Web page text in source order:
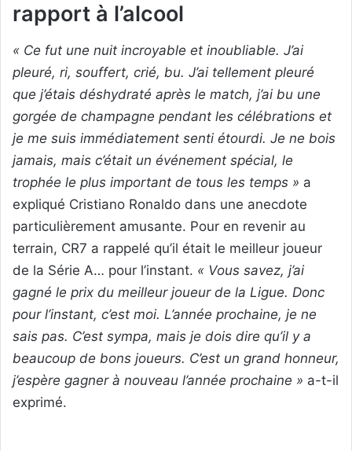
rapport à l’alcool
« Ce fut une nuit incroyable et inoubliable. J’ai
pleuré, ri, souffert, crié, bu. J’ai tellement pleuré
que j’étais déshydraté après le match, j’ai bu une
gorgée de champagne pendant les célébrations et
je me suis immédiatement senti étourdi. Je ne bois
jamais, mais c’était un événement spécial, le
trophée le plus important de tous les temps » a
expliqué Cristiano Ronaldo dans une anecdote
particulièrement amusante. Pour en revenir au
terrain, CR7 a rappelé qu’il était le meilleur joueur
de la Série A… pour l’instant. « Vous savez, j’ai
gagné le prix du meilleur joueur de la Ligue. Donc
pour l’instant, c’est moi. L’année prochaine, je ne
sais pas. C’est sympa, mais je dois dire qu’il y a
beaucoup de bons joueurs. C’est un grand honneur,
j’espère gagner à nouveau l’année prochaine » a-t-il
exprimé.